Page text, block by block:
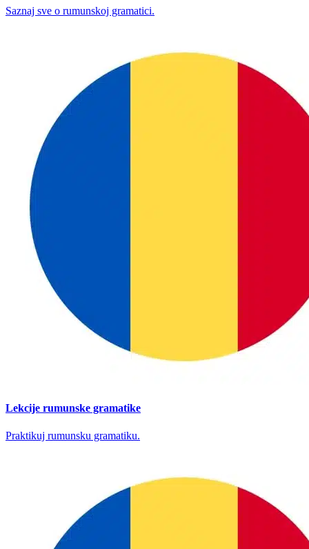
Saznaj sve o rumunskoj gramatici.
Lekcije rumunske gramatike
Praktikuj rumunsku gramatiku.